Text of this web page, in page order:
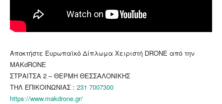
Αποκτήστε Ευρωπαϊκό Δίπλωμα Χειριστή DRONE από την
MAKdRONE
ΣΤΡΑΙΤΣΑ 2 – ΘΕΡΜΗ ΘΕΣΣΑΛΟΝΙΚΗΣ
ΤΗΛ ΕΠΙΚΟΙΝΩΝΙΑΣ : 231 7007300
https://www.makdrone.gr/